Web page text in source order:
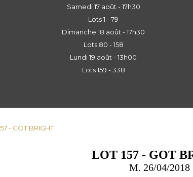
Samedi 17 août - 17h30
Lots 1 - 79
Dimanche 18 août - 17h30
Lots 80 - 158
Lundi 19 août - 13h00
Lots 159 - 338
- GOT BRIGHT
LOT 157 - GOT
M. 26/04/2018